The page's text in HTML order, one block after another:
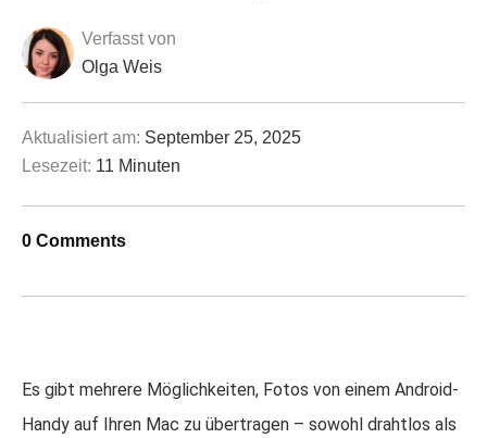
Verfasst von
Olga Weis
Aktualisiert am: September 25, 2025
Lesezeit: 11 Minuten
0 Comments
Es gibt mehrere Möglichkeiten, Fotos von einem Android-
Handy auf Ihren Mac zu übertragen – sowohl drahtlos als